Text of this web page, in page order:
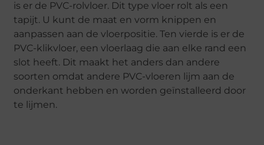
is er de PVC-rolvloer. Dit type vloer rolt als een
tapijt. U kunt de maat en vorm knippen en
aanpassen aan de vloerpositie. Ten vierde is er de
PVC-klikvloer, een vloerlaag die aan elke rand een
slot heeft. Dit maakt het anders dan andere
soorten omdat andere PVC-vloeren lijm aan de
onderkant hebben en worden geïnstalleerd door
te lijmen.